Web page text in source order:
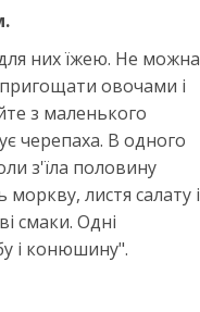
них їжею. Не можна
овочами і
з маленького
черепаха. В одного
з'їла половину
листя салату і
смаки. Одні
і конюшину".